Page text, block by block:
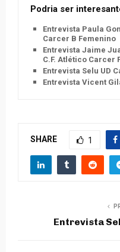
Podria ser
Entrevista Paula
Carcer B Femenino
Entrevista Jaime
C.F. Atlético Carcer
Entrevista Selu UD
Entrevista Vicent
SHARE 1
Entrevista